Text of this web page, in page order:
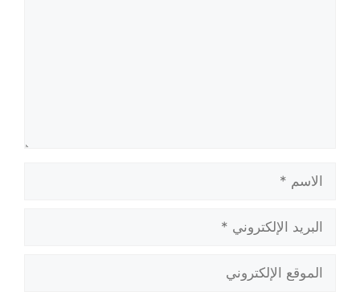
الإلكتروني
الإلكتروني